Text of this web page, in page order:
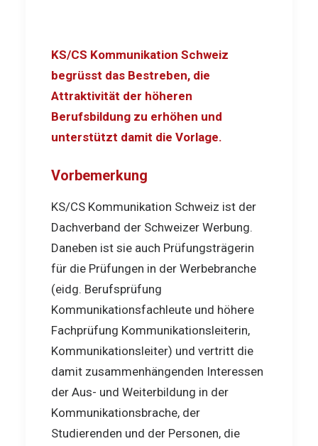
KS/CS Kommunikation Schweiz
begrüsst das Bestreben, die
Attraktivität der höheren
Berufsbildung zu erhöhen und
unterstützt damit die Vorlage.
Vorbemerkung
KS/CS Kommunikation Schweiz ist der
Dachverband der Schweizer Werbung.
Daneben ist sie auch Prüfungsträgerin
für die Prüfungen in der Werbebranche
(eidg. Berufsprüfung
Kommunikationsfachleute und höhere
Fachprüfung Kommunikationsleiterin,
Kommunikationsleiter) und vertritt die
damit zusammenhängenden Interessen
der Aus- und Weiterbildung in der
Kommunikationsbrache, der
Studierenden und der Personen, die